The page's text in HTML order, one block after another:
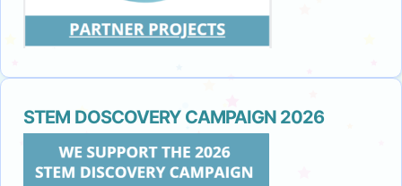
STEM DOSCOVERY CAMPAIGN 2026